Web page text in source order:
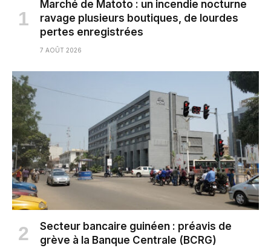
Marché de Matoto : un incendie nocturne
ravage plusieurs boutiques, de lourdes
pertes enregistrées
7 AOÛT 2026
Secteur bancaire guinéen : préavis de
grève à la Banque Centrale (BCRG)